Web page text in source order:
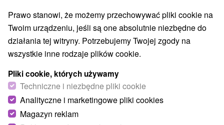
Prawo stanowi, że możemy przechowywać pliki cookie na
Twoim urządzeniu, jeśli są one absolutnie niezbędne do
działania tej witryny. Potrzebujemy Twojej zgody na
wszystkie inne rodzaje plików cookie.
Pliki cookie, których używamy
Techniczne i niezbędne pliki cookie
Analityczne i marketingowe pliki cookies
Magazyn reklam